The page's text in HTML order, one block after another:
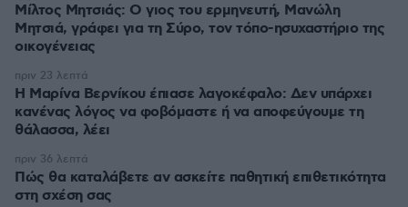
Μίλτος Μητσιάς: Ο γιος του ερμηνευτή, Μανώλη
Μητσιά, γράφει για τη Σύρο, τον τόπο-ησυχαστήριο της
οικογένειας
Η Μαρίνα Βερνίκου έπιασε λαγοκέφαλο: Δεν υπάρχει
κανένας λόγος να φοβόμαστε ή να αποφεύγουμε τη
θάλασσα, λέει
πριν 23 λεπτά
Πώς θα καταλάβετε αν ασκείτε παθητική επιθετικότητα
στη σχέση σας
πριν 36 λεπτά